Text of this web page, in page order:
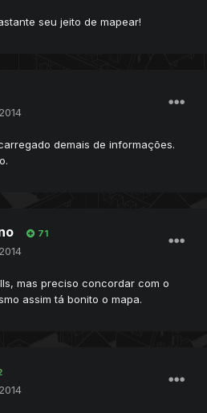
seu jeito de mapear!
demais de informações.
71
mas preciso concordar com o
assim tá bonito o mapa.